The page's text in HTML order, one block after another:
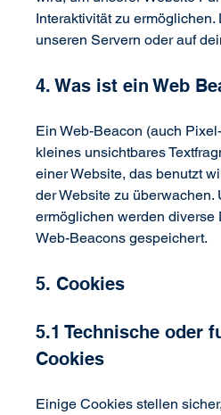
Interaktivität zu
unseren Servern oder auf
4. Was ist ein Web
Ein Web-Beacon (auch
kleines unsichtbares
einer Website, das benutzt
der Website zu überwachen.
ermöglichen werden diverse
Web-Beacons gespeichert.
5. Cookies
5.1 Technische oder
Cookies
Einige Cookies stellen